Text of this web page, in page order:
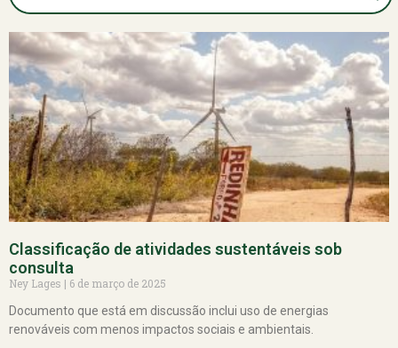
Classificação de atividades sustentáveis sob
consulta
Ney Lages
6 de março de 2025
Documento que está em discussão inclui uso de energias
renováveis com menos impactos sociais e ambientais.